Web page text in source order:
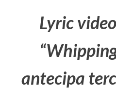
Lyric
antecipa